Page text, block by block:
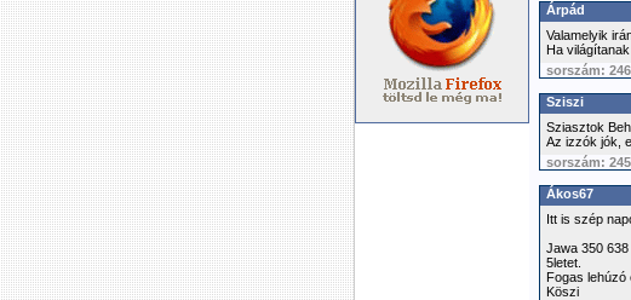
Árpád
Valamelyik
Ha
sorszám:
Sziszi
Sziasztok
Az izzók jók,
sorszám:
Ákos67
Itt is szép
Jawa 350
5letet.
Fogas lehúzó
Köszi